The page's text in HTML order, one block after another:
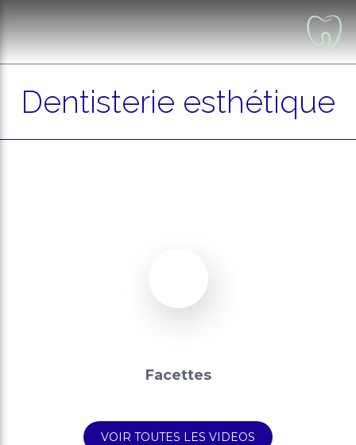
Dentisterie esthétique
Facettes
VOIR TOUTES LES VIDEOS